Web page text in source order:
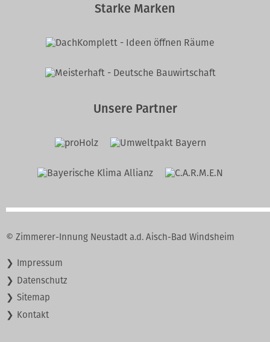
Starke Marken
Unsere Partner
© Zimmerer-Innung Neustadt a.d. Aisch-Bad Windsheim
Navigation
Impressum
Datenschutz
Sitemap
Kontakt